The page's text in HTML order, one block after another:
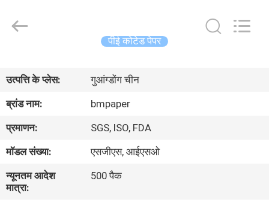
उत्पाद
हमारे
में
CO.,LTD.
पीई कोटेड पेपर
उत्पत्ति के प्लेस:
गुआंग्डोंग चीन
ब्रांड नाम:
bmpaper
प्रमाणन:
SGS, ISO, FDA
मॉडल संख्या:
एसजीएस, आईएसओ
न्यूनतम आदेश
मात्रा:
500 पैक